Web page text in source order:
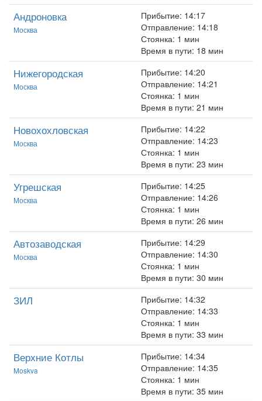
Андроновка
Москва
Прибытие: 14:17
Отправление: 14:18
Стоянка: 1 мин
Время в пути: 18 мин
Нижегородская
Москва
Прибытие: 14:20
Отправление: 14:21
Стоянка: 1 мин
Время в пути: 21 мин
Новохохловская
Москва
Прибытие: 14:22
Отправление: 14:23
Стоянка: 1 мин
Время в пути: 23 мин
Угрешская
Москва
Прибытие: 14:25
Отправление: 14:26
Стоянка: 1 мин
Время в пути: 26 мин
Автозаводская
Москва
Прибытие: 14:29
Отправление: 14:30
Стоянка: 1 мин
Время в пути: 30 мин
ЗИЛ
Прибытие: 14:32
Отправление: 14:33
Стоянка: 1 мин
Время в пути: 33 мин
Верхние Котлы
Moskva
Прибытие: 14:34
Отправление: 14:35
Стоянка: 1 мин
Время в пути: 35 мин